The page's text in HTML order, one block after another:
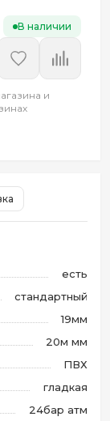
В наличии
и
есть
стандартный
19мм
20м мм
ПВХ
гладкая
24бар атм